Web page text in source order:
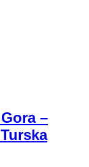
–